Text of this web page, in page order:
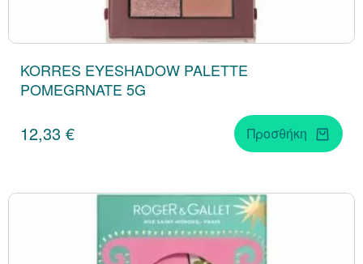
KORRES EYESHADOW PALETTE
POMEGRNATE 5G
12,33 € Προσθήκη